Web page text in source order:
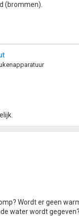
(brommen).
Wordt er geen
water wordt